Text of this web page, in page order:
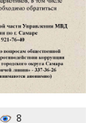
8